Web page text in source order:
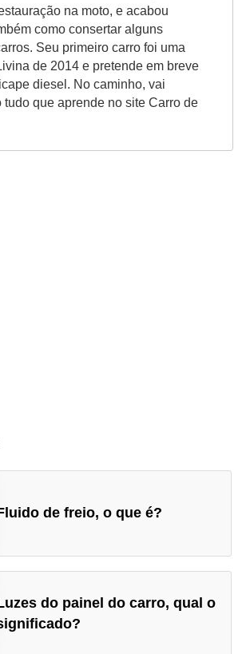
na moto, e acabou
como consertar alguns
Seu primeiro carro foi uma
de 2014 e pretende em breve
diesel. No caminho, vai
tudo que aprende no site Carro de
de freio, o que é?
do painel do carro, qual o